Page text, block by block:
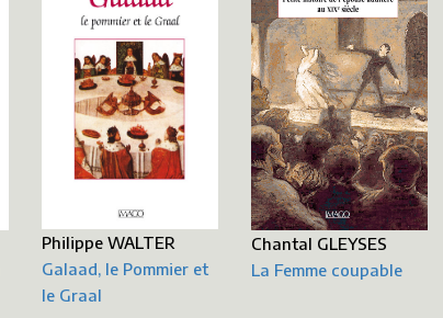
Philippe WALTER
Galaad, le Pommier et
le Graal
Chantal GLEYSES
La Femme coupable